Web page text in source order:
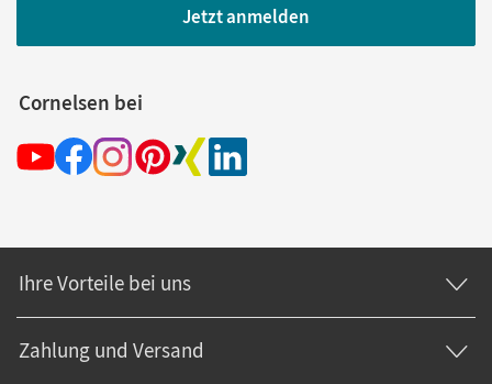
Jetzt anmelden
Cornelsen bei
Ihre Vorteile bei uns
Zahlung und Versand